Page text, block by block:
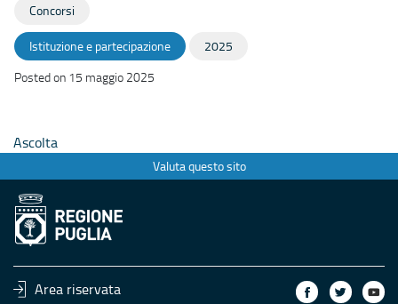
Concorsi
Istituzione e partecipazione
2025
Posted on 15 maggio 2025
Ascolta
Valuta questo sito
Area riservata